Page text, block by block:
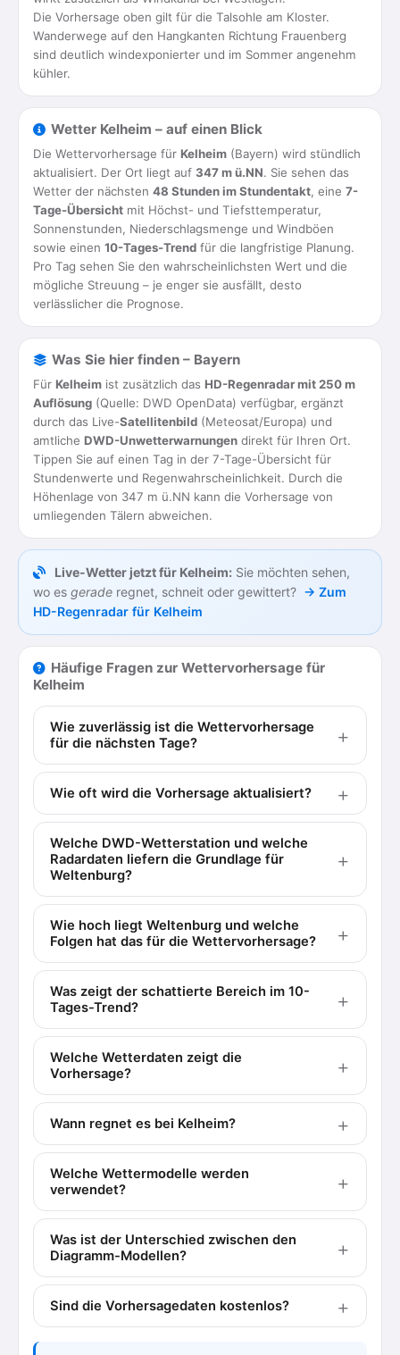
Die Vorhersage oben gilt für die Talsohle am Kloster.
Wanderwege auf den Hangkanten Richtung Frauenberg
sind deutlich windexponierter und im Sommer angenehm
kühler.
Wetter Kelheim – auf einen Blick
Die Wettervorhersage für Kelheim (Bayern) wird stündlich
aktualisiert. Der Ort liegt auf 347 m ü.NN. Sie sehen das
Wetter der nächsten 48 Stunden im Stundentakt, eine 7-
Tage-Übersicht mit Höchst- und Tiefsttemperatur,
Sonnenstunden, Niederschlagsmenge und Windböen
sowie einen 10-Tages-Trend für die langfristige Planung.
Pro Tag sehen Sie den wahrscheinlichsten Wert und die
mögliche Streuung – je enger sie ausfällt, desto
verlässlicher die Prognose.
Was Sie hier finden – Bayern
Für Kelheim ist zusätzlich das HD-Regenradar mit 250 m
Auflösung (Quelle: DWD OpenData) verfügbar, ergänzt
durch das Live-Satellitenbild (Meteosat/Europa) und
amtliche DWD-Unwetterwarnungen direkt für Ihren Ort.
Tippen Sie auf einen Tag in der 7-Tage-Übersicht für
Stundenwerte und Regenwahrscheinlichkeit. Durch die
Höhenlage von 347 m ü.NN kann die Vorhersage von
umliegenden Tälern abweichen.
Live-Wetter jetzt für Kelheim: Sie möchten sehen,
wo es gerade regnet, schneit oder gewittert? → Zum
HD-Regenradar für Kelheim
Häufige Fragen zur Wettervorhersage für
Kelheim
Wie zuverlässig ist die Wettervorhersage
für die nächsten Tage?
Wie oft wird die Vorhersage aktualisiert?
Welche DWD-Wetterstation und welche
Radardaten liefern die Grundlage für
Weltenburg?
Wie hoch liegt Weltenburg und welche
Folgen hat das für die Wettervorhersage?
Was zeigt der schattierte Bereich im 10-
Tages-Trend?
Welche Wetterdaten zeigt die
Vorhersage?
Wann regnet es bei Kelheim?
Welche Wettermodelle werden
verwendet?
Was ist der Unterschied zwischen den
Diagramm-Modellen?
Sind die Vorhersagedaten kostenlos?